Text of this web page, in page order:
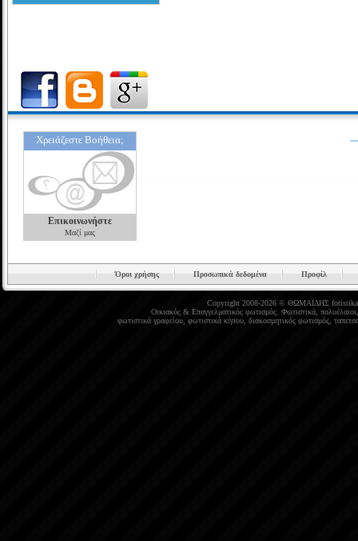
Χρειάζεστε Βοήθεια;
Επικοινωνήστε
Μαζί μας
Όροι χρήσης Προσωπικά δεδομένα Προφίλ
Copyright 2008-2026 © ΘΩΜΑΪΔΗΣ
Οικιακός& Επαγγελματικός φωτισμός. Φωτιστικά, πολυέλαιοι
φωτιστικά γραφείου, φωτιστικά κήπου, διακοσμητικός φωτισμός,